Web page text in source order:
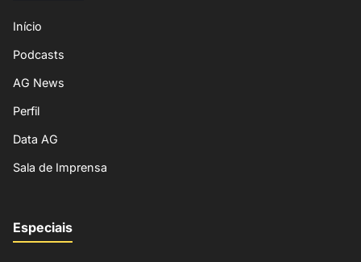
Início
Podcasts
AG News
Perfil
Data AG
Sala de Imprensa
Especiais